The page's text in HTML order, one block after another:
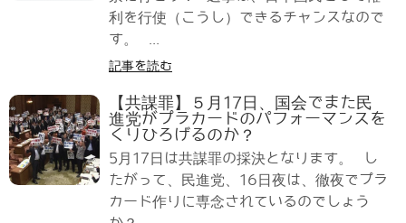
利を行使（こうし）できるチャンスなので
す。 ...
記事を読む
【共謀罪】５月17日、国会でまた民
進党がプラカードのパフォーマンスを
くりひろげるのか？
5月17日は共謀罪の採決となります。 し
たがって、民進党、16日夜は、徹夜でプラ
カード作りに専念されているのでしょう